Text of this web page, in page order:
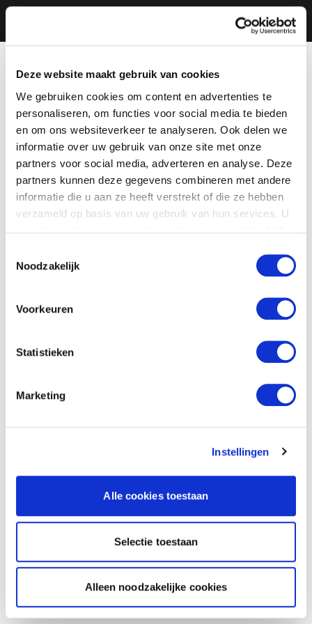
Deze website maakt gebruik van cookies
We gebruiken cookies om content en advertenties te
personaliseren, om functies voor social media te bieden
en om ons websiteverkeer te analyseren. Ook delen we
informatie over uw gebruik van onze site met onze
partners voor social media, adverteren en analyse. Deze
partners kunnen deze gegevens combineren met andere
informatie die u aan ze heeft verstrekt of die ze hebben
verzameld op basis van uw gebruik van hun services. U
Noodzakelijk
Voorkeuren
Statistieken
Marketing
Instellingen
Alle cookies toestaan
Selectie toestaan
Alleen noodzakelijke cookies